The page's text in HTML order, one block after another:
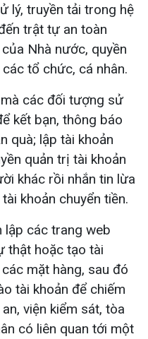
lý, truyền tải trong hệ
trật tự an toàn
Nhà nước, quyền
tổ chức, cá nhân.
các đối tượng sử
kết bạn, thông báo
quà; lập tài khoản
quản trị tài khoản
khác rồi nhắn tin lừa
khoản chuyển tiền.
lập các trang web
thật hoặc tạo tài
mặt hàng, sau đó
tài khoản để chiếm
viện kiểm sát, tòa
có liên quan tới một